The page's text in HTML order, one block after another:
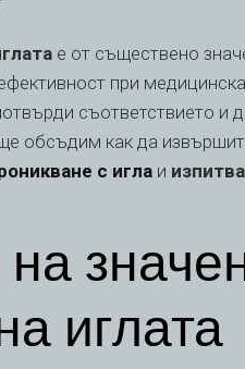
е от съществено
при
съответствието
обсъдим как да
с игла и
иглата